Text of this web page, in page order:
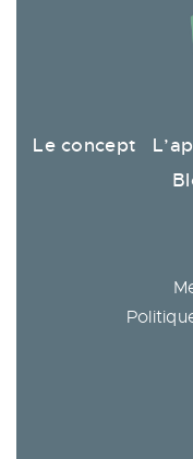
Le concept